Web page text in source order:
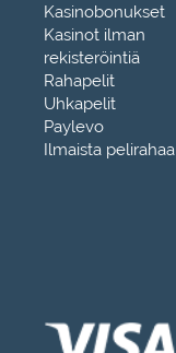
Kasinobonukset
Kasinot ilman
rekisteröintiä
Rahapelit
Uhkapelit
Paylevo
Ilmaista pelirahaa